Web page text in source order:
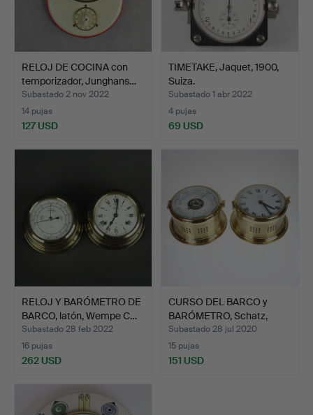
RELOJ DE COCINA con
temporizador, Junghans…
Subastado 2 nov 2022
14 pujas
127 USD
TIMETAKE, Jaquet, 1900,
Suiza.
Subastado 1 abr 2022
4 pujas
69 USD
RELOJ Y BARÓMETRO DE
BARCO, latón, Wempe C…
Subastado 28 feb 2022
16 pujas
262 USD
CURSO DEL BARCO y
BARÓMETRO, Schatz,
latón.
Subastado 28 jul 2020
15 pujas
151 USD